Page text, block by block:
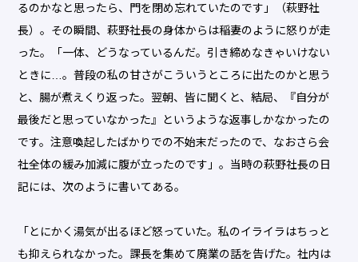
るのかなと思ったら、門を閉め忘れていたのです」（萩野社
長）。その瞬間、萩野社長の身体からは稲妻のように怒りが走
った。「一体、どうなっているんだ。引き締めなきゃいけない
ときに…。普段の私の甘さがこういうところに出たのかと思う
と、腸が煮えくり返った。翌朝、皆に聞くと、結局、『自分が
最後だと思っていなかった』というような返事しかなかったの
です。注意喚起したばかりでの不始末だったので、なおさら会
社全体の緩み加減に腹が立ったのです」。当時の萩野社長の日
記には、次のように書いてある。
「とにかく湯気が出るほど怒っていた。私のイライラはちっと
も抑えられなかった。課長を集めて廃業の話を告げた。社内は